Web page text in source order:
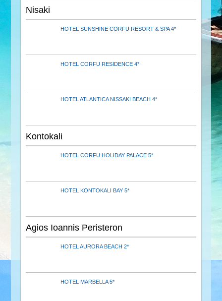
Nisaki
HOTEL SUNSHINE CORFU RESORT & SPA 4*
HOTEL CORFU RESIDENCE 4*
HOTEL ATLANTICA NISSAKI BEACH 4*
Kontokali
HOTEL CORFU HOLIDAY PALACE 5*
HOTEL KONTOKALI BAY 5*
Agios Ioannis Peristeron
HOTEL AURORA BEACH 2*
HOTEL MARBELLA 5*